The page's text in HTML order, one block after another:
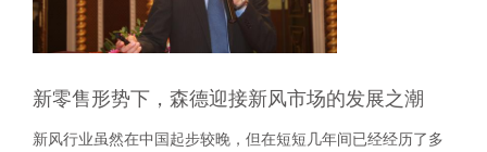
新零售形势下，森德迎接新风市场的发展之潮
新风行业虽然在中国起步较晚，但在短短几年间已经经历了多